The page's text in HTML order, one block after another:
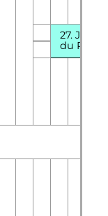
27.
du